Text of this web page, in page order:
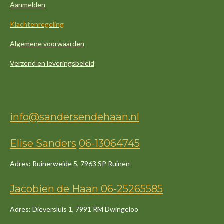
Aanmelden
Klachtenregeling
Algemene voorwaarden
Verzend en leveringsbeleid
info@sandersendehaan.nl
Elise Sanders 06-13064745
Adres: Ruinerweide 5, 7963 SP Ruinen
Jacobien de Haan 06-25265585
Adres: Dieversluis 1, 7991 RM Dwingeloo